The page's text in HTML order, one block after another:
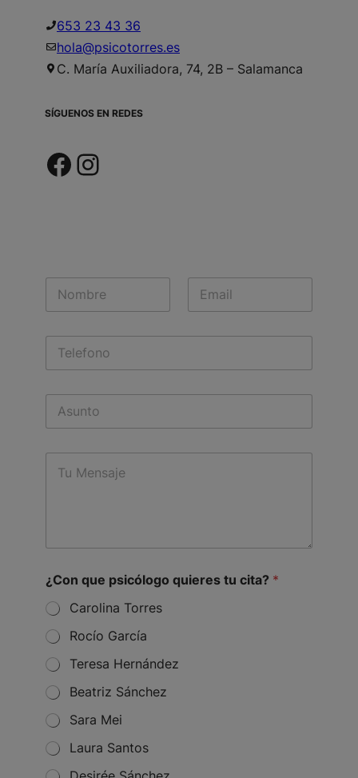
653 23 43 36
hola@psicotorres.es
C. María Auxiliadora, 74, 2B – Salamanca
SÍGUENOS EN REDES
Facebook
Instagram
N
m
E
a
T
l
n
S
b
M
e
¿
C
o
n
m
i
¿
C
o
n
¿Con que psicólogo quieres tu cita? *
Carolina Torres
Rocío García
Teresa Hernández
Beatriz Sánchez
Sara Mei
Laura Santos